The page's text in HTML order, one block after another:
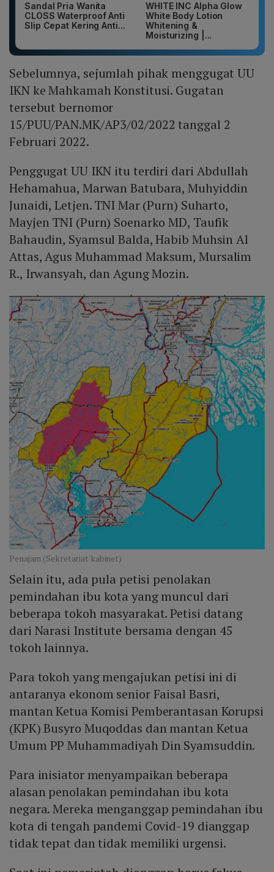
Sandal Pria Wanita
CLOSS Waterproof Anti
Slip Cepat Kering Anti...
WHITE INC Alpha Glow
White Body Lotion
Whitening &
Moisturizing |...
Sebelumnya, sejumlah pihak menggugat UU
IKN ke Mahkamah Konstitusi. Gugatan
tersebut bernomor
15/PUU/PAN.MK/AP3/02/2022 tanggal 2
Februari 2022.
Penggugat UU IKN itu terdiri dari Abdullah
Hehamahua, Marwan Batubara, Muhyiddin
Junaidi, Letjen. TNI Mar (Purn) Suharto,
Mayjen TNI (Purn) Soenarko MD, Taufik
Bahaudin, Syamsul Balda, Habib Muhsin Al
Attas, Agus Muhammad Maksum, Mursalim
R., Irwansyah, dan Agung Mozin.
Penajam (Sekretariat kabinet)
Selain itu, ada pula petisi penolakan
pemindahan ibu kota yang muncul dari
beberapa tokoh masyarakat. Petisi datang
dari Narasi Institute bersama dengan 45
tokoh lainnya.
Para tokoh yang mengajukan petisi ini di
antaranya ekonom senior Faisal Basri,
mantan Ketua Komisi Pemberantasan Korupsi
(KPK) Busyro Muqoddas dan mantan Ketua
Umum PP Muhammadiyah Din Syamsuddin.
Para inisiator menyampaikan beberapa
alasan penolakan pemindahan ibu kota
negara. Mereka menganggap pemindahan ibu
kota di tengah pandemi Covid-19 dianggap
tidak tepat dan tidak memiliki urgensi.